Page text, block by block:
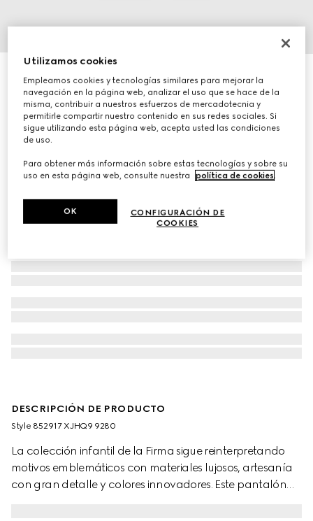
Pantalón de chándal de algodón para bebé
€ 190
DESCRIPCIÓN DE PRODUCTO
Style ‎852917 XJHQ9 9280
La colección infantil de la Firma sigue reinterpretando
motivos emblemáticos con materiales lujosos, artesanía
con gran detalle y colores innovadores. Este pantalón
Utilizamos cookies
Empleamos cookies y tecnologías similares para mejorar la
navegación en la página web, analizar el uso que se hace de la
misma, contribuir a nuestros esfuerzos de mercadotecnia y
permitirle compartir nuestro contenido en sus redes sociales. Si
sigue utilizando esta página web, acepta usted las condiciones
de uso.
Para obtener más información sobre estas tecnologías y sobre su
uso en esta página web, consulte nuestra
política de cookies.
CONFIGURACIÓN DE
COOKIES
OK